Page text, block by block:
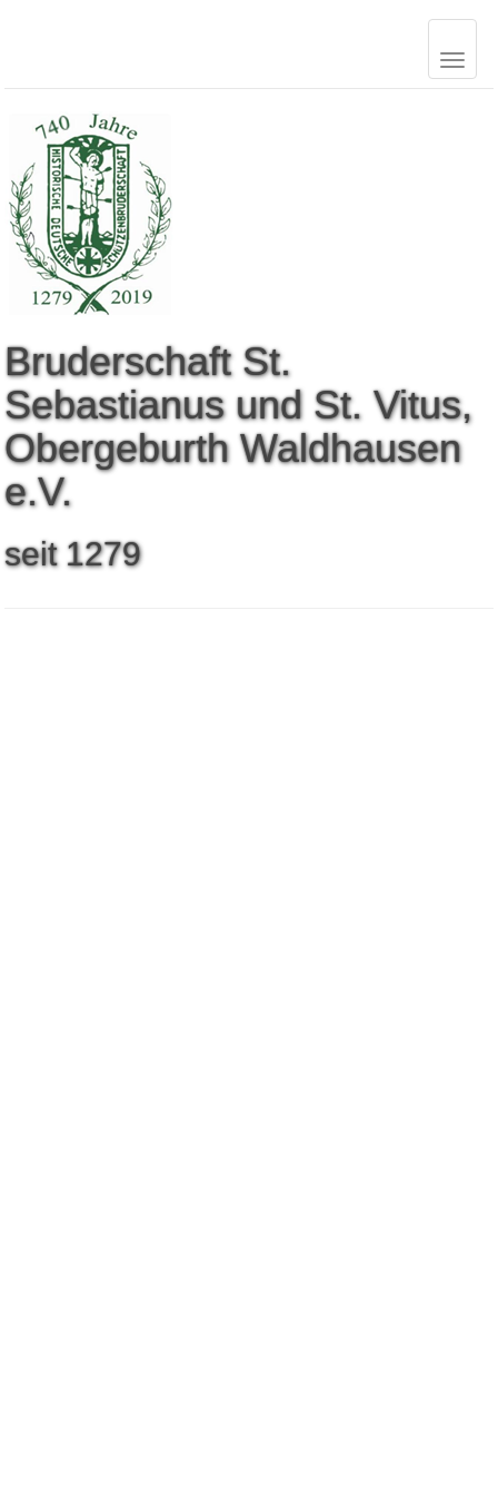
Bruderschaft St.
Sebastianus und St. Vitus,
Obergeburth Waldhausen
e.V.
seit 1279